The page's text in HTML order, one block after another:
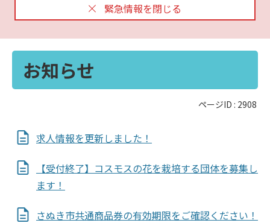
緊急情報を閉じる
お知らせ
ページID : 2908
求人情報を更新しました！
【受付終了】コスモスの花を栽培する団体を募集し
ます！
さぬき市共通商品券の有効期限をご確認ください！